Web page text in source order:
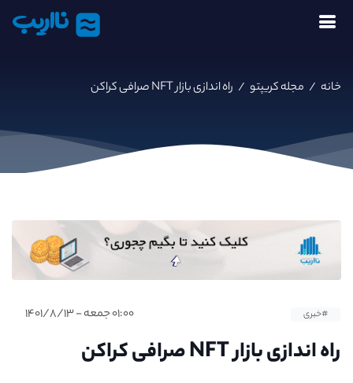
نااریب
خانه / مجله کریپتو / راه اندازی بازار NFT صرافی کراکن
#خبری ۰۱:۰۰ جمعه - ۱۴۰۱/۸/۱۳
راه اندازی بازار NFT صرافی کراکن